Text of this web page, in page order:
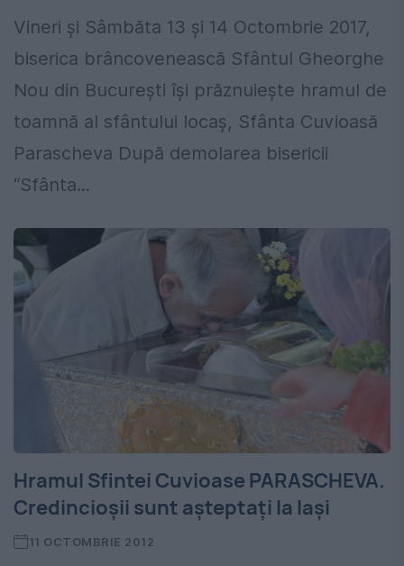
Vineri şi Sâmbăta 13 şi 14 Octombrie 2017,
biserica brâncovenească Sfântul Gheorghe
Nou din Bucureşti îşi prăznuieşte hramul de
toamnă al sfântului locaş, Sfânta Cuvioasă
Parascheva După demolarea bisericii
“Sfânta...
Hramul Sfintei Cuvioase PARASCHEVA.
Credincioşii sunt aşteptaţi la Iaşi
11 OCTOMBRIE 2012